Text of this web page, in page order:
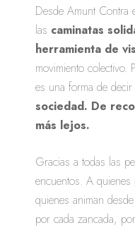
Desde Amunt Contra
las caminatas
herramienta de
movimiento colectivo.
es una forma de
sociedad. De
más lejos.
Gracias a todas las
encuentos. A
quienes animan
por cada zancada,